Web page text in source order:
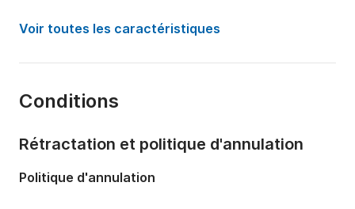
Année:
2010 (Rénové en 2023)
Équipage:2 membres
Nombre de cabines:
Voir toutes les caractéristiques
Conditions
Rétractation et politique d'annulation
Politique d'annulation